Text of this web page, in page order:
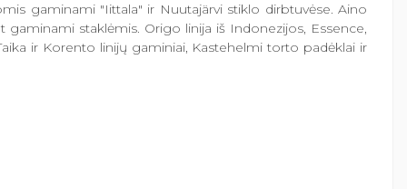
gaminami "Iittala" ir Nuutajärvi stiklo dirbtuvėse. Aino
staklėmis. Origo linija iš Indonezijos, Essence,
ir Korento linijų gaminiai, Kastehelmi torto padėklai ir